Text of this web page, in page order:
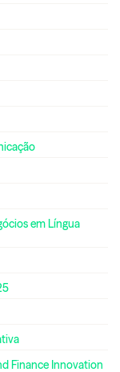
em Língua
Finance Innovation